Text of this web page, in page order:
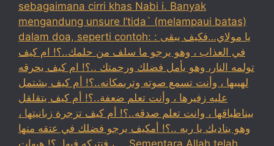
sebagaimana cirri khas Nabi i. Banyak
mengandung unsure I’tida` (melampaui batas)
dalam doa, seperti contoh: : يا مولاي…فكيف يبقى
في العذاب ، وهو يرجو ما سلف من حلمك..؟! ام كيف
تولمه النار، وهو يأمل فضلك ورحمتك ..؟! ام كيف يحرقه
لهيبها ، وأنت تسمع صوته وترىمكانه..؟! أم كيف بشتمل
عليه زفيرها ، وأنت تعلم ضعفة..؟! أم كيف يتقلقل
بيناطباقها ، وانت تعلم صدقه..؟! أم كيف تزجرة زبانيتها ،
وهو يناديك يا ربه ..؟! أمكيف يرجو فضلك في عتقه منها
، فتتركه فيها..؟! هيهات … Sementara Allah telah